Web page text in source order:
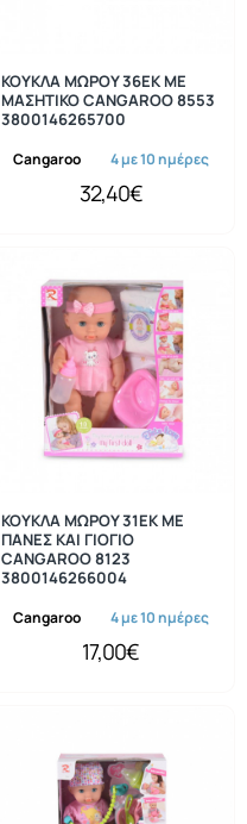
Cangaroo 4 με 10 ημέρες
ΚΟΥΚΛΑ ΜΩΡΟΥ 36ΕΚ ΜΕ
ΜΑΣΗΤΙΚΟ CANGAROO 8553
3800146265700
32,40€
Cangaroo 4 με 10 ημέρες
ΚΟΥΚΛΑ ΜΩΡΟΥ 31ΕΚ ΜΕ
ΠΑΝΕΣ ΚΑΙ ΓΙΟΓΙΟ
CANGAROO 8123
3800146266004
17,00€